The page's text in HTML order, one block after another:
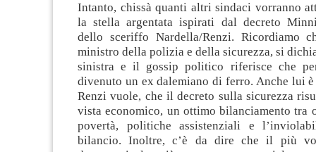
Intanto, chissà quanti altri sindaci vorranno
la stella argentata ispirati dal decreto
dello sceriffo Nardella/Renzi. Ricordiamo
ministro della polizia e della sicurezza, si
sinistra e il gossip politico riferisce che
divenuto un ex dalemiano di ferro. Anche lui
Renzi vuole, che il decreto sulla sicurezza
vista economico, un ottimo bilanciamento tra
povertà, politiche assistenziali e
bilancio. Inoltre, c’è da dire che il più